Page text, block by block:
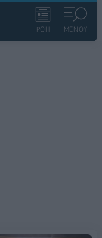
ΡΟΗ ΜΕΝΟΥ